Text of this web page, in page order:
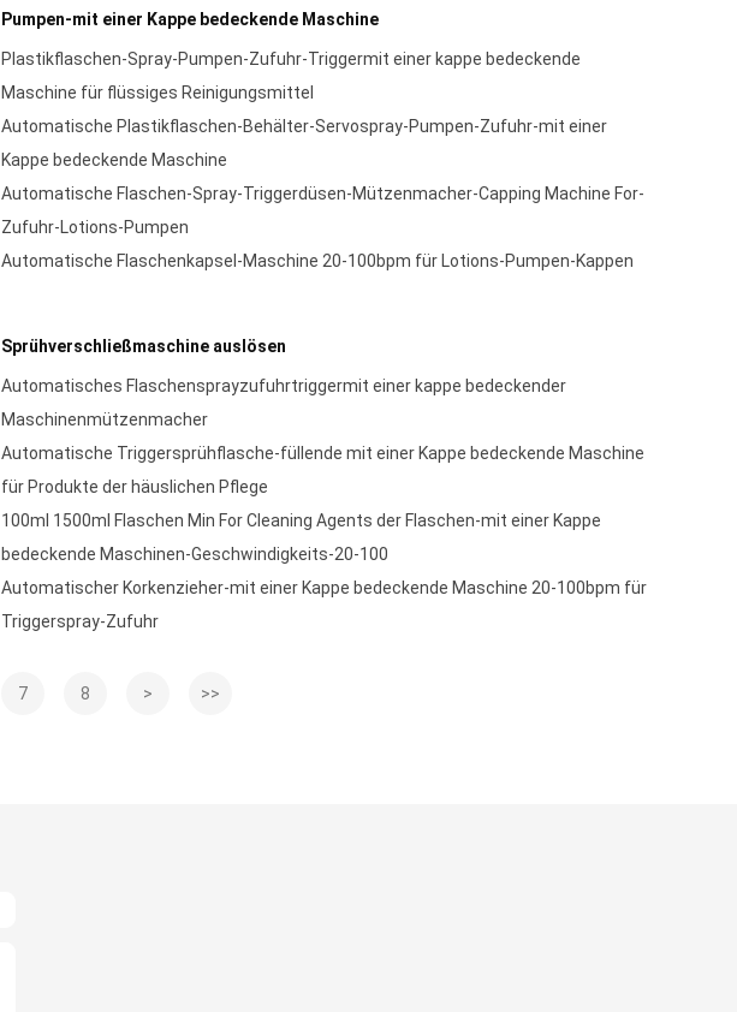
Pumpen-mit einer Kappe bedeckende Maschine
Plastikflaschen-Spray-Pumpen-Zufuhr-Triggermit einer kappe bedeckende
Maschine für flüssiges Reinigungsmittel
Automatische Plastikflaschen-Behälter-Servospray-Pumpen-Zufuhr-mit einer
Kappe bedeckende Maschine
Automatische Flaschen-Spray-Triggerdüsen-Mützenmacher-Capping Machine For-
Zufuhr-Lotions-Pumpen
Automatische Flaschenkapsel-Maschine 20-100bpm für Lotions-Pumpen-Kappen
Sprühverschließmaschine auslösen
Automatisches Flaschensprayzufuhrtriggermit einer kappe bedeckender
Maschinenmützenmacher
Automatische Triggersprühflasche-füllende mit einer Kappe bedeckende Maschine
für Produkte der häuslichen Pflege
100ml 1500ml Flaschen Min For Cleaning Agents der Flaschen-mit einer Kappe
bedeckende Maschinen-Geschwindigkeits-20-100
Automatischer Korkenzieher-mit einer Kappe bedeckende Maschine 20-100bpm für
Triggerspray-Zufuhr
7 8 > >>